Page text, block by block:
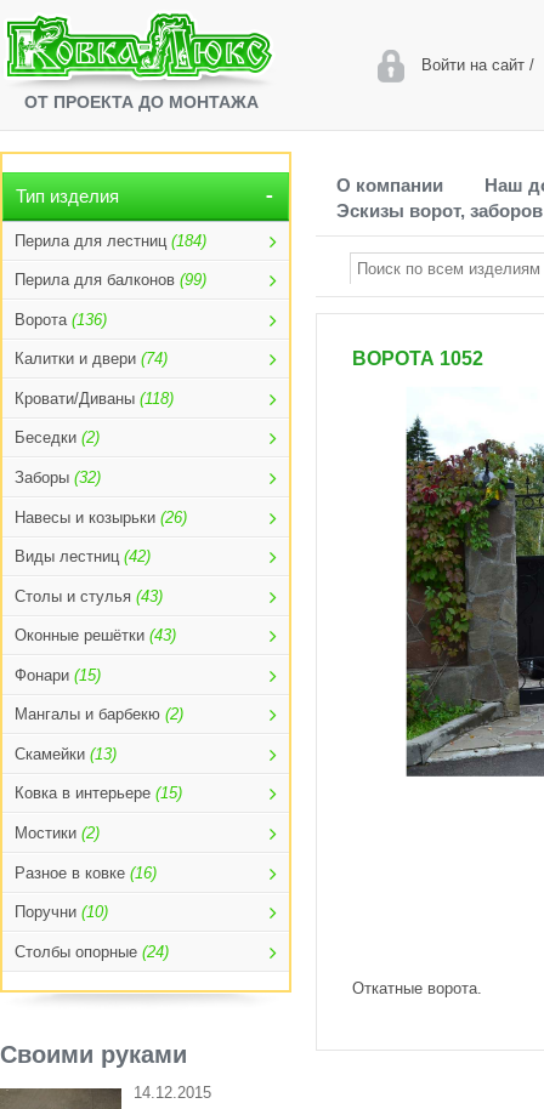
ОТ ПРОЕКТА ДО МОНТАЖА
Войти на сайт/
Тип изделия
Перила для лестниц (184)
Перила для балконов (99)
Ворота (136)
Калитки и двери (74)
Кровати/Диваны (118)
Беседки (2)
Заборы (32)
Навесы и козырьки (26)
Виды лестниц (42)
Столы и стулья (43)
Оконные решётки (43)
Фонари (15)
Мангалы и барбекю (2)
Скамейки (13)
Ковка в интерьере (15)
Мостики (2)
Разное в ковке (16)
Поручни (10)
Столбы опорные (24)
Своими руками
14.12.2015
О компании
Наш
Эскизы ворот, заборов
ВОРОТА 1052
Откатные ворота.